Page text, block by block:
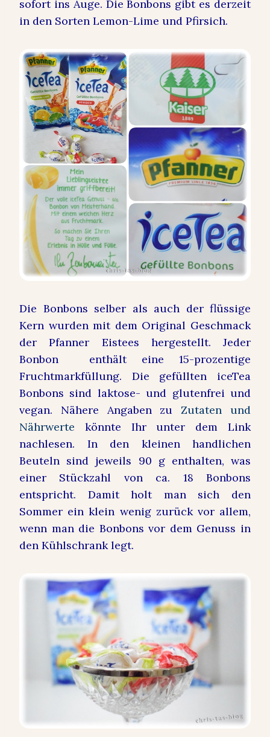
sofort ins Auge. Die Bonbons gibt es derzeit
in den Sorten Lemon-Lime und Pfirsich.
Die Bonbons selber als auch der flüssige
Kern wurden mit dem Original Geschmack
der Pfanner Eistees hergestellt. Jeder
Bonbon enthält eine 15-prozentige
Fruchtmarkfüllung. Die gefüllten iceTea
Bonbons sind laktose- und glutenfrei und
vegan. Nähere Angaben zuZutaten und
Nährwerte könnte Ihr unter dem Link
nachlesen. In den kleinen handlichen
Beuteln sind jeweils 90 g enthalten, was
einer Stückzahl von ca. 18 Bonbons
entspricht. Damit holt man sich den
Sommer ein klein wenig zurück vor allem,
wenn man die Bonbons vor dem Genuss in
den Kühlschrank legt.